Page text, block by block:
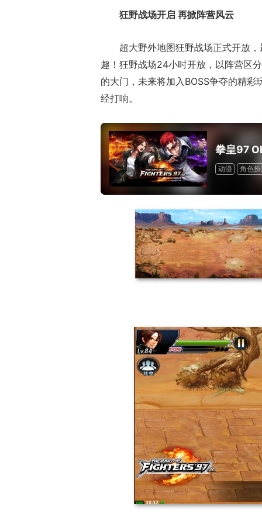
狂野战场开启 再掀阵营风云
超大野外地图狂野战场正式开放
趣！狂野战场24小时开放，以阵营区
的大门，未来将加入BOSS争夺的精
经打响。
拳皇97
动漫 角色